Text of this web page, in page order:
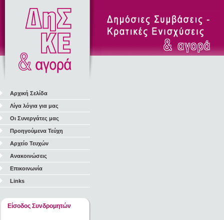
Αρχική Σελίδα
Λίγα λόγια για μας
Οι Συνεργάτες μας
Προηγούμενα Τεύχη
Αρχείο Τευχών
Ανακοινώσεις
Επικοινωνία
Links
Είσοδος Συνδρομητών